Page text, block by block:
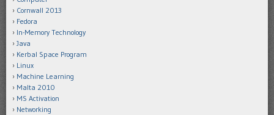
Cornwall 2013
Fedora
In-Memory Technology
Java
Kerbal Space Program
Linux
Machine Learning
Malta 2010
MS Activation
Networking